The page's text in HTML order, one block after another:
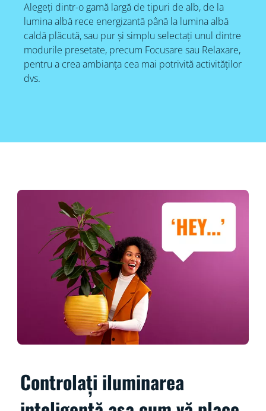
Alegeți dintr-o gamă largă de tipuri de alb, de la
lumina albă rece energizantă până la lumina albă
caldă plăcută, sau pur și simplu selectați unul dintre
modurile presetate, precum Focusare sau Relaxare,
pentru a crea ambianța cea mai potrivită activităților
dvs.
Controlați iluminarea